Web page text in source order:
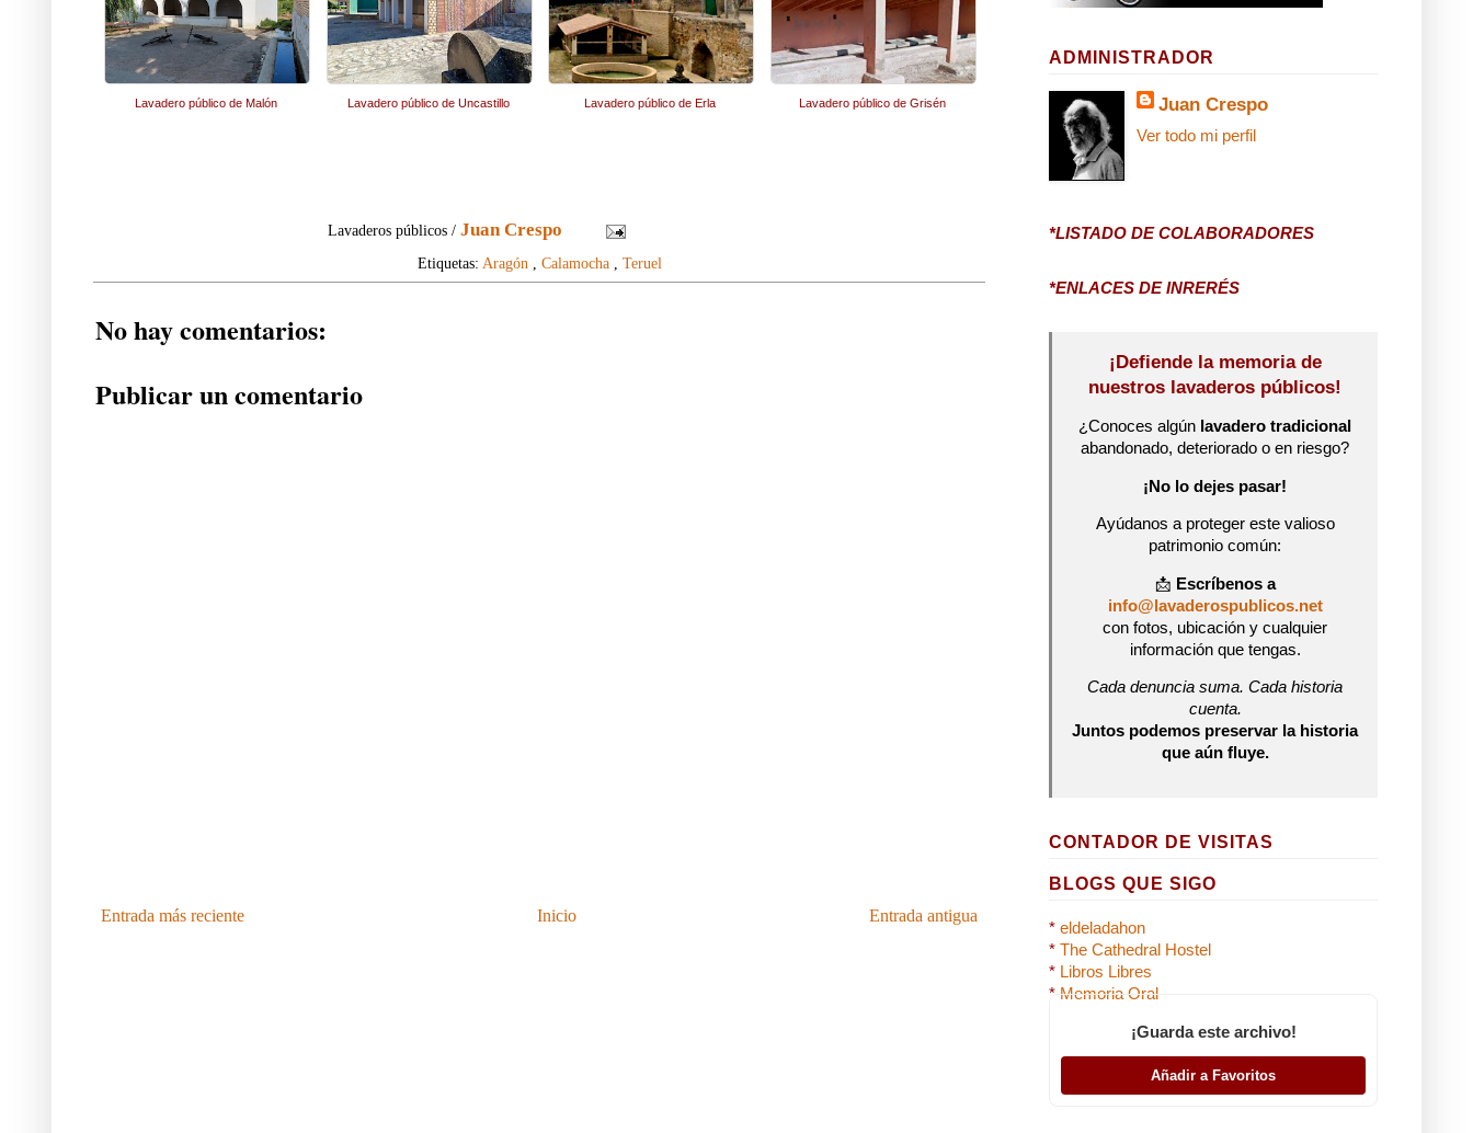
Lavadero público de Malón Lavadero público de Uncastillo Lavadero público de Erla Lavadero público de Grisén
Lavaderos públicos /Juan Crespo
Etiquetas: Aragón Calamocha, Teruel
No hay comentarios:
Publicar un comentario
Entrada más reciente Entrada antigua
Inicio
ADMINISTRADOR
Juan Crespo
Ver todo mi perfil
*LISTADO DE COLABORADORES
*ENLACES DE INRERÉS
¡Defiende la memoria de
nuestros lavaderos públicos!
¿Conoces algún lavadero tradicional
abandonado, deteriorado o en riesgo?
¡No lo dejes pasar!
Ayúdanos a proteger este valioso
patrimonio común:
📩 Escríbenos a
info@lavaderospublicos.net
con fotos, ubicación y cualquier
información que tengas.
Cada denuncia suma. Cada historia
cuenta.
Juntos podemos preservar la historia
que aún fluye.
CONTADOR DE VISITAS
BLOGS QUE SIGO
* eldeladahon
* The Cathedral Hostel
* Libros Libres
* Memoria Oral
¡Guarda este archivo!
Añadir a Favoritos